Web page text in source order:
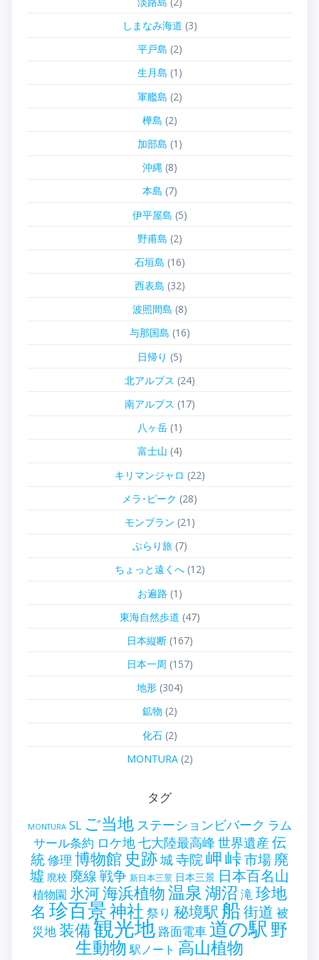
しまなみ海道 (3)
平戸島 (2)
生月島 (1)
軍艦島 (2)
樺島 (2)
加部島 (1)
沖縄(8)
本島 (7)
伊平屋島 (5)
野甫島 (2)
石垣島 (16)
西表島 (32)
波照間島 (8)
与那国島 (16)
日帰り (5)
北アルプス (24)
南アルプス (17)
八ヶ岳(1)
富士山 (4)
キリマンジャロ (22)
メラ･ピーク (28)
モンブラン (21)
ぶらり旅(7)
ちょっと遠くへ(12)
お遍路 (1)
東海自然歩道 (47)
日本縦断(167)
日本一周 (157)
地形(304)
鉱物 (2)
化石(2)
MONTURA(2)
タグ
MONTURA SL ご当地 ステーションビバーク ラム
サール条約 ロケ地七大陸最高峰 世界遺産 伝
統修理 博物館 史跡城寺院岬峠市場廃
墟 廃校 廃線戦争 新日本三景 日本三景 日本百名山
植物園 氷河海浜植物温泉湖沼 滝珍地
名 珍百景神社 祭り 秘境駅 船街道 被
災地装備観光地 路面電車道の駅野
生動物 駅ノート 高山植物